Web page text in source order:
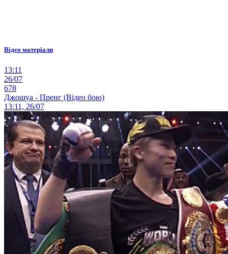
Відео матеріали
13:11
26/07
678
Джошуа - Пренг (Відео бою)
13:11, 26/07